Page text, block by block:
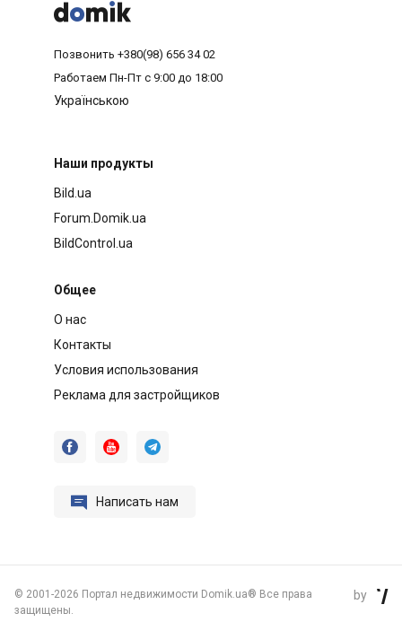



Позвонить +380(98) 656 34 02
Работаем Пн-Пт с 9:00 до 18:00
Українською
Наши продукты
Bild.ua
Forum.Domik.ua
BildControl.ua
Общее
О нас
Контакты
Условия использования
Реклама для застройщиков
  
 Написать нам
© 2001-2026 Портал недвижимости Domik.ua® Все права
защищены.
by 